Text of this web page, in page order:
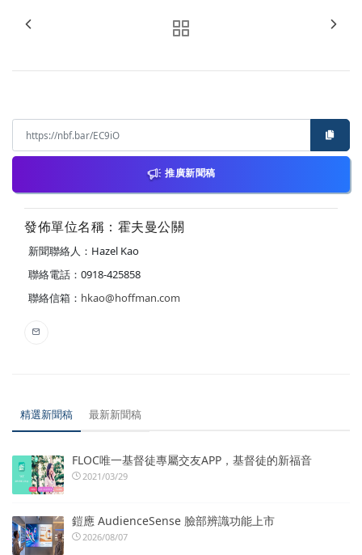
推廣新聞稿
發佈單位名稱：霍夫曼公關
新聞聯絡人：Hazel Kao
聯絡電話：0918-425858
聯絡信箱： hkao@hoffman.com
精選新聞稿 最新新聞稿
FLOC唯一基督徒專屬交友APP，基督徒的新福音
2021/03/29
鎧應 AudienceSense 臉部辨識功能上市
2026/08/07